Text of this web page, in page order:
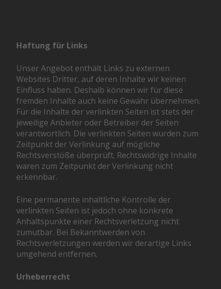
Haftung für Links
Unser Angebot enthält Links zu externen
Websites Dritter, auf deren Inhalte wir keinen
Einfluss haben. Deshalb können wir für diese
fremden Inhalte auch keine Gewähr übernehmen.
Für die Inhalte der verlinkten Seiten ist stets der
jeweilige Anbieter oder Betreiber der Seiten
verantwortlich. Die verlinkten Seiten wurden zum
Zeitpunkt der Verlinkung auf mögliche
Rechtsverstöße überprüft. Rechtswidrige Inhalte
waren zum Zeitpunkt der Verlinkung nicht
erkennbar.
Eine permanente inhaltliche Kontrolle der
verlinkten Seiten ist jedoch ohne konkrete
Anhaltspunkte einer Rechtsverletzung nicht
zumutbar. Bei Bekanntwerden von
Rechtsverletzungen werden wir derartige Links
umgehend entfernen.
Urheberrecht